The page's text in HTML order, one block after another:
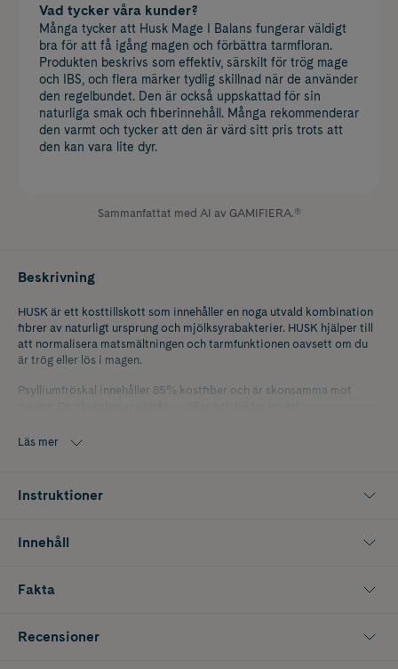
Vad tycker våra kunder?
Många tycker att Husk Mage I Balans fungerar väldigt
bra för att få igång magen och förbättra tarmfloran.
Produkten beskrivs som effektiv, särskilt för trög mage
och IBS, och flera märker tydlig skillnad när de använder
den regelbundet. Den är också uppskattad för sin
naturliga smak och fiberinnehåll. Många rekommenderar
den varmt och tycker att den är värd sitt pris trots att
den kan vara lite dyr.
Sammanfattat med AI av GAMIFIERA.®
Beskrivning
HUSK är ett kosttillskott som innehåller en noga utvald kombination
fibrer av naturligt ursprung och mjölksyrabakterier. HUSK hjälper till
att normalisera matsmältningen och tarmfunktionen oavsett om du
är trög eller lös i magen.
Psylliumfröskal innehåller 85% kostfiber och är skonsamma mot
fungerande tarmfunktion, exempelvis vid hård eller lös mage. De
HUSK Mage i balans innehåller mjölksyrabakterier som också finns
pH i magen för att kunna verka fullt ut i tarmen.
Läs mer
Instruktioner
Innehåll
Fakta
Recensioner